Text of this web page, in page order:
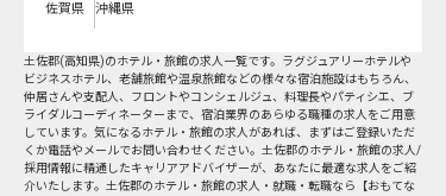
佐賀県 沖縄県
土佐郡(高知県)のホテル・旅館の求人一覧です。ラグジュアリーホテルや
ビジネスホテル、老舗旅館や温泉旅館などの様々な宿泊施設はもちろん、
仲居さんや支配人、フロントやコンシェルジュ、料理長やパティシエ、ブ
ライダルコーディネーターまで、宿泊業界のあらゆる職種の求人をご用意
しています。気になるホテル・旅館の求人があれば、まずはご登録いただ
くか電話やメールでお問い合わせください。土佐郡のホテル・旅館の求人/
採用情報に精通したキャリアアドバイザーが、あなたに最適な求人をご紹
介いたします。土佐郡のホテル・旅館の求人・就職・転職なら【おもてな